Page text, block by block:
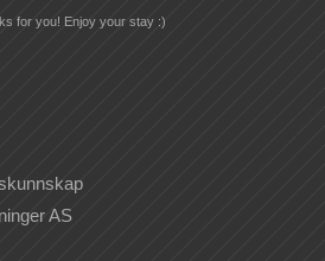
for you! Enjoy your stay :)
AS